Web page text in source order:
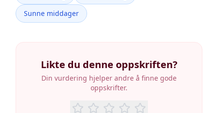
Sunne middager
Likte du denne oppskriften?
Din vurdering hjelper andre å finne gode
oppskrifter.